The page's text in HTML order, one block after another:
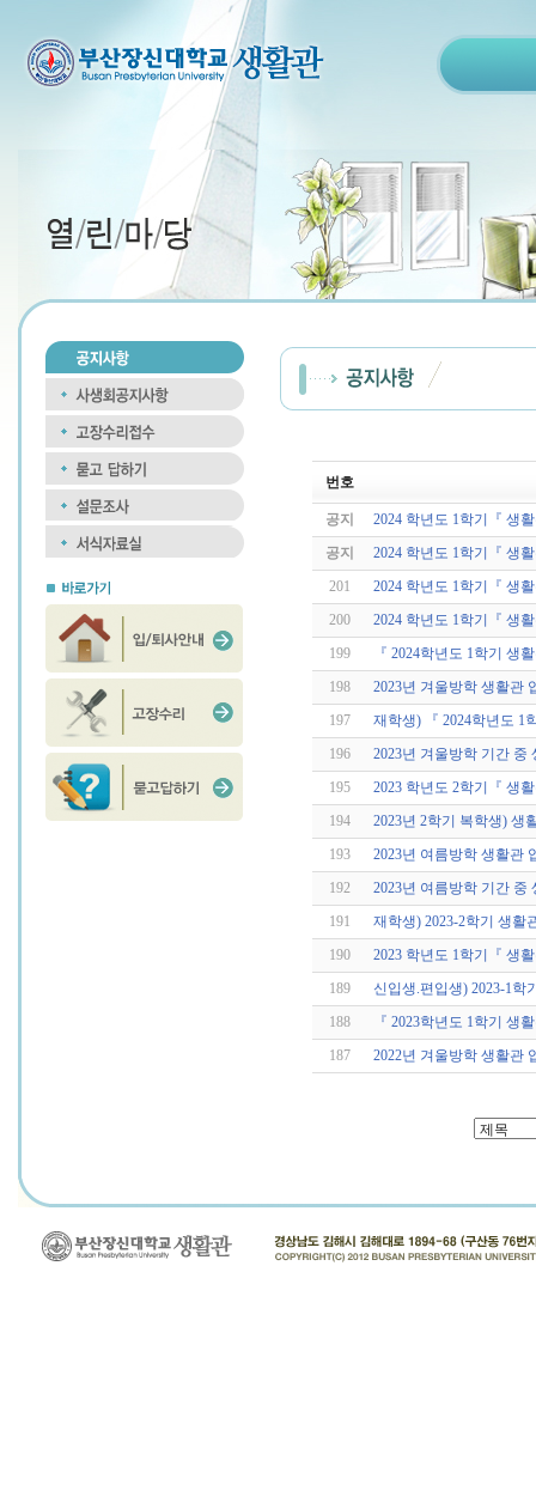
번호
공지
2024 학년도 1학기『 생
공지
2024 학년도 1학기『 생
201
2024 학년도 1학기『 생
200
2024 학년도 1학기『 생
199
『 2024학년도 1학기 생
198
2023년 겨울방학 생활관
197
재학생) 『 2024학년도 1
196
2023년 겨울방학 기간 중
195
2023 학년도 2학기『 생
194
2023년 2학기 복학생) 생
193
2023년 여름방학 생활관
192
2023년 여름방학 기간 중
191
재학생) 2023-2학기 생활
190
2023 학년도 1학기『 생
189
신입생.편입생) 2023-1학
188
『 2023학년도 1학기 생
187
2022년 겨울방학 생활관